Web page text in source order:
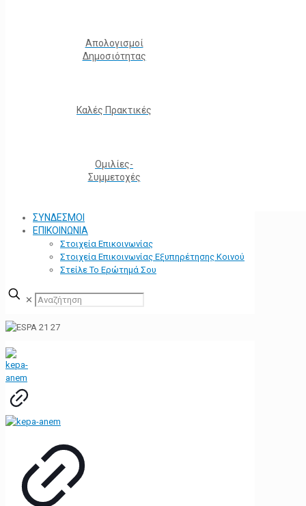
Απολογισμοί
Δημοσιότητας
Καλές Πρακτικές
Ομιλίες-
Συμμετοχές
ΣΥΝΔΕΣΜΟΙ
ΕΠΙΚΟΙΝΩΝΙΑ
Στοιχεία Επικοινωνίας
Στοιχεία Επικοινωνίας Εξυπηρέτησης Κοινού
Στείλε Το Ερώτημά Σου
✕